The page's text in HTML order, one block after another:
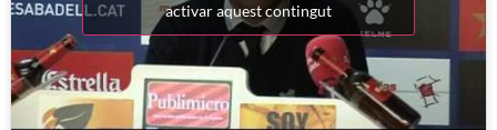
activar aquest contingut